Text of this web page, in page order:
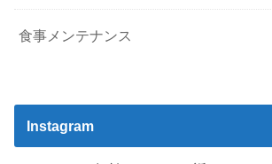
食事メンテナンス
Instagram